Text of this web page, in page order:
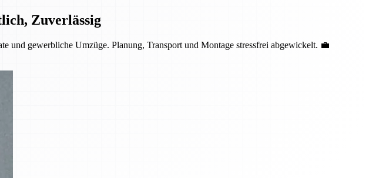
Zuverlässig
und gewerbliche Umzüge. Planung, Transport und Montage stressfrei abgewickelt. 💼